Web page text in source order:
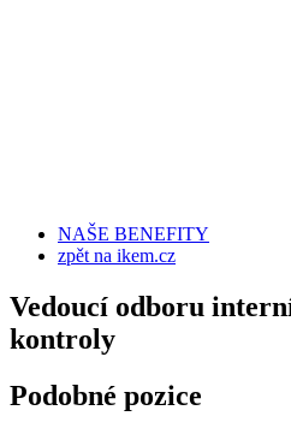
NAŠE BENEFITY
zpět na ikem.cz
Vedoucí odboru
kontroly
Podobné pozice